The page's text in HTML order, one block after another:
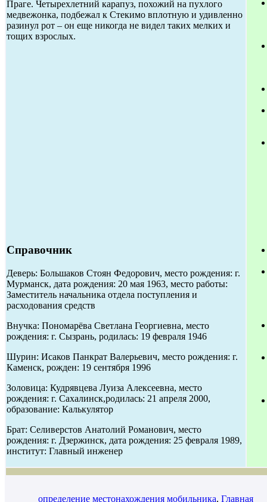
Праге. Четырехлетний карапуз, похожий на пухлого
медвежонка, подбежал к Стекимо вплотную и удивленно
разинул рот – он еще никогда не видел таких мелких и
тощих взрослых.
Справочник
Деверь: Большаков Стоян Федорович, место рождения: г.
Мурманск, дата рождения: 20 мая 1963, место работы:
Заместитель начальника отдела поступления и
расходования средств
Внучка: Пономарёва Светлана Георгиевна, место
рождения: г. Сызрань, родилась: 19 февраля 1946
Шурин: Исаков Панкрат Валерьевич, место рождения: г.
Каменск, рожден: 19 сентября 1996
Золовица: Кудрявцева Луиза Алексеевна, место
рождения: г. Сахалинск,родилась: 21 апреля 2000,
образование: Калькулятор
Брат: Селиверстов Анатолий Романович, место
рождения: г. Дзержинск, дата рождения: 25 февраля 1989,
институт: Главный инженер
определение местонахождения мобильника, Главная